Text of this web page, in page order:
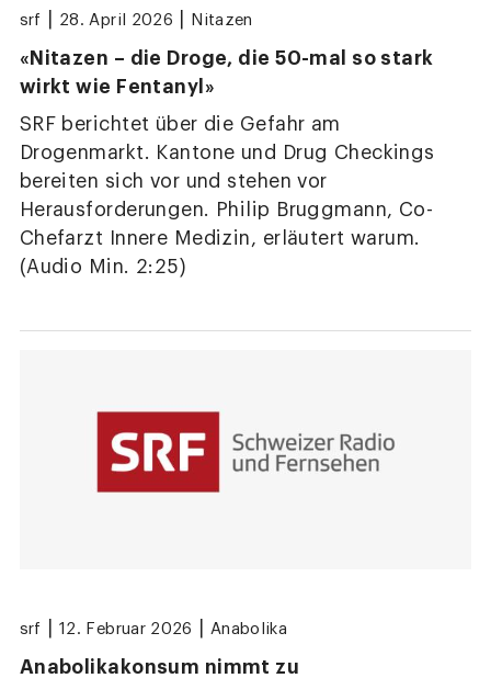
srf 28. April 2026 Nitazen
«Nitazen – die Droge, die 50-mal so stark
wirkt wie Fentanyl»
SRF berichtet über die Gefahr am
Drogenmarkt. Kantone und Drug Checkings
bereiten sich vor und stehen vor
Herausforderungen. Philip Bruggmann, Co-
Chefarzt Innere Medizin, erläutert warum.
(Audio Min. 2:25)
srf 12. Februar 2026 Anabolika
Anabolikakonsum nimmt zu